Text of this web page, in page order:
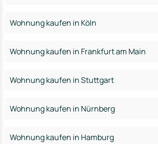
Wohnung kaufen in Köln
Wohnung kaufen in Frankfurt am Main
Wohnung kaufen in Stuttgart
Wohnung kaufen in Nürnberg
Wohnung kaufen in Hamburg